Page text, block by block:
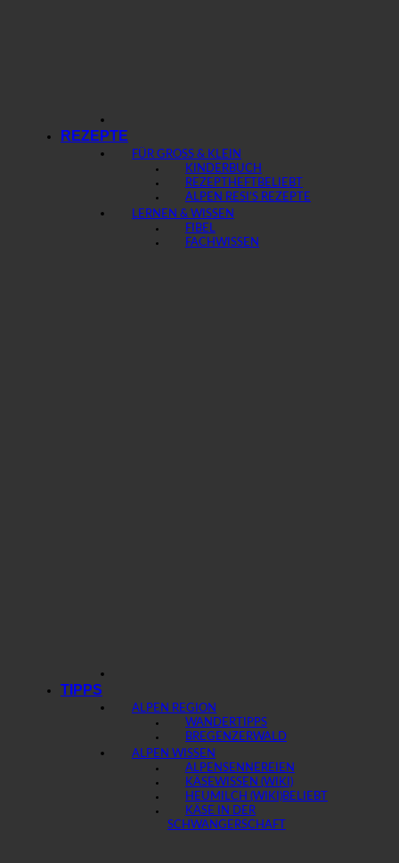
REZEPTE
FÜR GROSS & KLEIN
KINDERBUCH
REZEPTHEFT
ALPEN RESI’S REZEPTE
LERNEN & WISSEN
FIBEL
FACHWISSEN
TIPPS
ALPEN REGION
WANDERTIPPS
BREGENZERWALD
ALPEN WISSEN
ALPENSENNEREIEN
KÄSEWISSEN (WIKI)
HEUMILCH (WIKI)
KÄSE IN DER
SCHWANGERSCHAFT